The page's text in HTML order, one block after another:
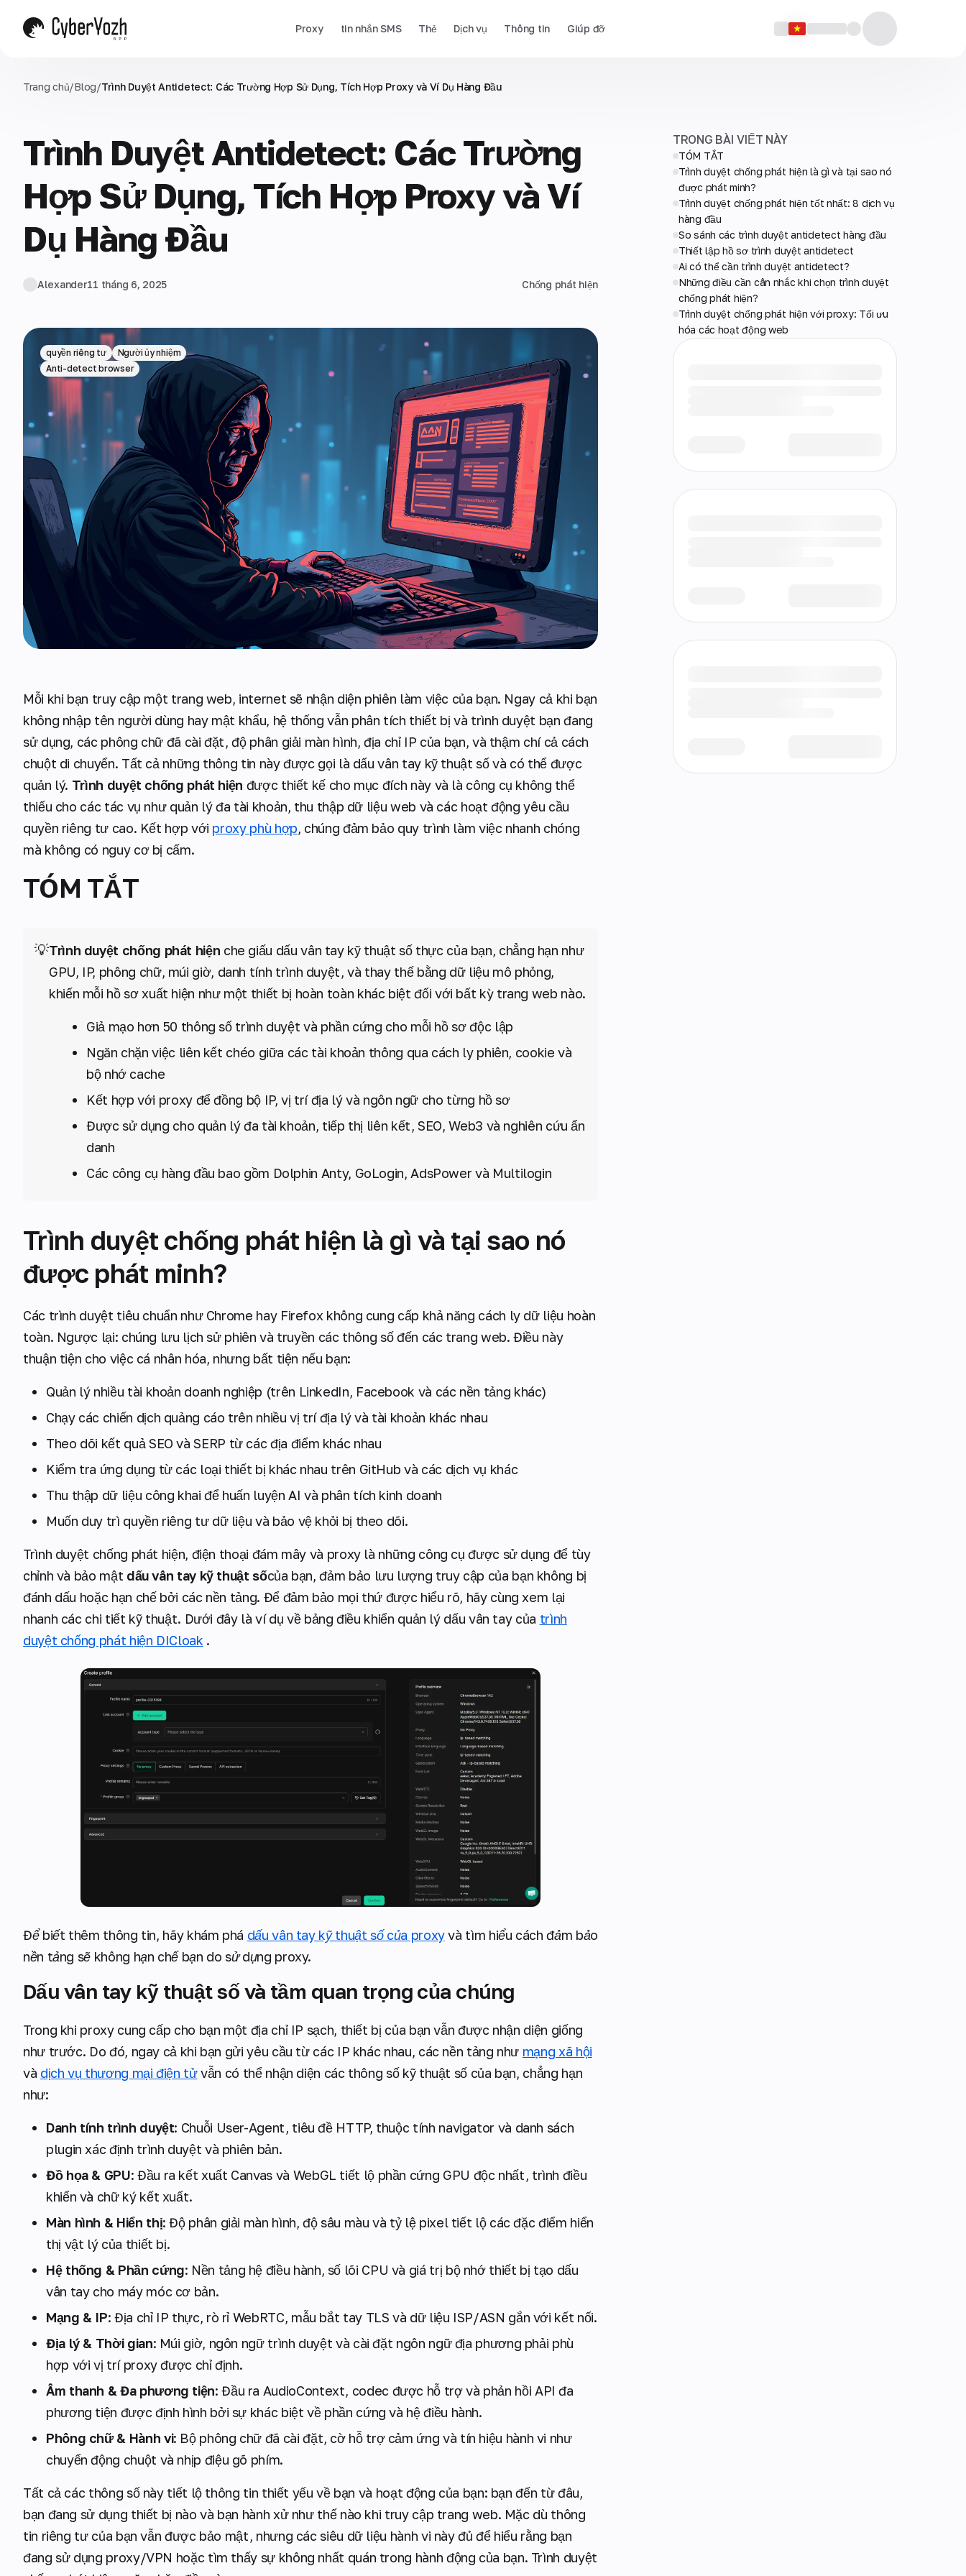
Proxy tin nhắn SMS Thẻ Dịch vụ Thông tin Giúp đỡ
Trang chủ/Blog/Trình Duyệt Antidetect: Các Trường Hợp Sử Dụng, Tích Hợp Proxy và Ví Dụ Hàng Đầu
Trình Duyệt Antidetect: Các Trường
Hợp Sử Dụng, Tích Hợp Proxy và Ví
Dụ Hàng Đầu
Alexander11 tháng 6, 2025 Chống phát hiện
quyền riêng tư
Người ủy nhiệm
Anti-detect browser
Mỗi khi bạn truy cập một trang web, internet sẽ nhận diện phiên làm việc của bạn. Ngay cả khi bạn
không nhập tên người dùng hay mật khẩu, hệ thống vẫn phân tích thiết bị và trình duyệt bạn đang
sử dụng, các phông chữ đã cài đặt, độ phân giải màn hình, địa chỉ IP của bạn, và thậm chí cả cách
chuột di chuyển. Tất cả những thông tin này được gọi là dấu vân tay kỹ thuật số và có thể được
quản lý. Trình duyệt chống phát hiện được thiết kế cho mục đích này và là công cụ không thể
thiếu cho các tác vụ như quản lý đa tài khoản, thu thập dữ liệu web và các hoạt động yêu cầu
quyền riêng tư cao. Kết hợp với proxy phù hợp, chúng đảm bảo quy trình làm việc nhanh chóng
mà không có nguy cơ bị cấm.
TÓM TẮT
💡Trình duyệt chống phát hiện che giấu dấu vân tay kỹ thuật số thực của bạn, chẳng hạn như
GPU, IP, phông chữ, múi giờ, danh tính trình duyệt, và thay thế bằng dữ liệu mô phỏng,
khiến mỗi hồ sơ xuất hiện như một thiết bị hoàn toàn khác biệt đối với bất kỳ trang web nào.
Giả mạo hơn 50 thông số trình duyệt và phần cứng cho mỗi hồ sơ độc lập
Ngăn chặn việc liên kết chéo giữa các tài khoản thông qua cách ly phiên, cookie và
bộ nhớ cache
Kết hợp với proxy để đồng bộ IP, vị trí địa lý và ngôn ngữ cho từng hồ sơ
Được sử dụng cho quản lý đa tài khoản, tiếp thị liên kết, SEO, Web3 và nghiên cứu ẩn
danh
Các công cụ hàng đầu bao gồm Dolphin Anty, GoLogin, AdsPower và Multilogin
Trình duyệt chống phát hiện là gì và tại sao nó
được phát minh?
Các trình duyệt tiêu chuẩn như Chrome hay Firefox không cung cấp khả năng cách ly dữ liệu hoàn
toàn. Ngược lại: chúng lưu lịch sử phiên và truyền các thông số đến các trang web. Điều này
thuận tiện cho việc cá nhân hóa, nhưng bất tiện nếu bạn:
Quản lý nhiều tài khoản doanh nghiệp (trên LinkedIn, Facebook và các nền tảng khác)
Chạy các chiến dịch quảng cáo trên nhiều vị trí địa lý và tài khoản khác nhau
Theo dõi kết quả SEO và SERP từ các địa điểm khác nhau
Kiểm tra ứng dụng từ các loại thiết bị khác nhau trên GitHub và các dịch vụ khác
Thu thập dữ liệu công khai để huấn luyện AI và phân tích kinh doanh
Muốn duy trì quyền riêng tư dữ liệu và bảo vệ khỏi bị theo dõi.
Trình duyệt chống phát hiện, điện thoại đám mây và proxy là những công cụ được sử dụng để tùy
chỉnh và bảo mật dấu vân tay kỹ thuật sốcủa bạn, đảm bảo lưu lượng truy cập của bạn không bị
đánh dấu hoặc hạn chế bởi các nền tảng. Để đảm bảo mọi thứ được hiểu rõ, hãy cùng xem lại
nhanh các chi tiết kỹ thuật. Dưới đây là ví dụ về bảng điều khiển quản lý dấu vân tay của trình
duyệt chống phát hiện DICloak .
Để biết thêm thông tin, hãy khám phá dấu vân tay kỹ thuật số của proxyvà tìm hiểu cách đảm bảo
nền tảng sẽ không hạn chế bạn do sử dụng proxy.
Dấu vân tay kỹ thuật số và tầm quan trọng của chúng
Trong khi proxy cung cấp cho bạn một địa chỉ IP sạch, thiết bị của bạn vẫn được nhận diện giống
như trước. Do đó, ngay cả khi bạn gửi yêu cầu từ các IP khác nhau, các nền tảng như mạng xã hội
và dịch vụ thương mại điện tửvẫn có thể nhận diện các thông số kỹ thuật số của bạn, chẳng hạn
như:
Danh tính trình duyệt: Chuỗi User-Agent, tiêu đề HTTP, thuộc tính navigator và danh sách
plugin xác định trình duyệt và phiên bản.
Đồ họa & GPU: Đầu ra kết xuất Canvas và WebGL tiết lộ phần cứng GPU độc nhất, trình điều
khiển và chữ ký kết xuất.
Màn hình & Hiển thị: Độ phân giải màn hình, độ sâu màu và tỷ lệ pixel tiết lộ các đặc điểm hiển
thị vật lý của thiết bị.
Hệ thống & Phần cứng: Nền tảng hệ điều hành, số lõi CPU và giá trị bộ nhớ thiết bị tạo dấu
vân tay cho máy móc cơ bản.
Mạng & IP: Địa chỉ IP thực, rò rỉ WebRTC, mẫu bắt tay TLS và dữ liệu ISP/ASN gắn với kết nối.
Địa lý & Thời gian: Múi giờ, ngôn ngữ trình duyệt và cài đặt ngôn ngữ địa phương phải phù
hợp với vị trí proxy được chỉ định.
Âm thanh & Đa phương tiện: Đầu ra AudioContext, codec được hỗ trợ và phản hồi API đa
phương tiện được định hình bởi sự khác biệt về phần cứng và hệ điều hành.
Phông chữ & Hành vi: Bộ phông chữ đã cài đặt, cờ hỗ trợ cảm ứng và tín hiệu hành vi như
chuyển động chuột và nhịp điệu gõ phím.
Tất cả các thông số này tiết lộ thông tin thiết yếu về bạn và hoạt động của bạn: bạn đến từ đâu,
bạn đang sử dụng thiết bị nào và bạn hành xử như thế nào khi truy cập trang web. Mặc dù thông
tin riêng tư của bạn vẫn được bảo mật, nhưng các siêu dữ liệu hành vi này đủ để hiểu rằng bạn
đang sử dụng proxy/VPN hoặc tìm thấy sự không nhất quán trong hành động của bạn. Trình duyệt
TRONG BÀI VIẾT NÀY
TÓM TẮT
Trình duyệt chống phát hiện là gì và tại sao nó
được phát minh?
Trình duyệt chống phát hiện tốt nhất: 8 dịch vụ
hàng đầu
So sánh các trình duyệt antidetect hàng đầu
Thiết lập hồ sơ trình duyệt antidetect
Ai có thể cần trình duyệt antidetect?
Những điều cần cân nhắc khi chọn trình duyệt
chống phát hiện?
Trình duyệt chống phát hiện với proxy: Tối ưu
hóa các hoạt động web